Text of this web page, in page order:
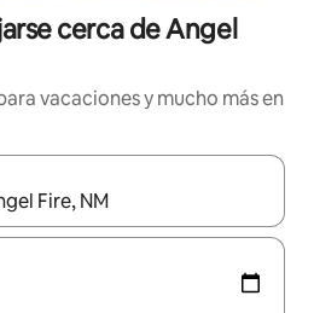
cerca de Angel
vacaciones y mucho más en
disponibles, navegá con las